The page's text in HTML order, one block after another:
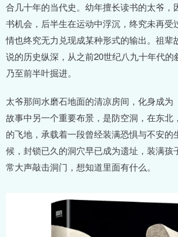
合几十年的当代史。幼年擅长读书的太爷，
书机会，后半生在运动中浮沉，终究未再受
情也终究无力兑现成某种形式的输出。祖辈
说的历史纵深，从之前20世纪八九十年代的
乃至前半叶掘进。
太爷那间水磨石地面的清凉房间，化身成为
故事中另一个重要布景，是防空洞，在东北
的飞地，承载着一段曾经装满恐惧与不安的
候，封锁已久的洞穴早已成为遗址，装满孩
常大声敲击洞门，想知道里面有什么。